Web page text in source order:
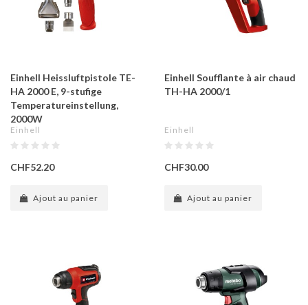
Einhell Heissluftpistole TE-
HA 2000 E, 9-stufige
Temperatureinstellung,
2000W
Einhell
CHF52.20
Ajout au panier
Einhell Soufflante à air chaud
TH-HA 2000/1
Einhell
CHF30.00
Ajout au panier